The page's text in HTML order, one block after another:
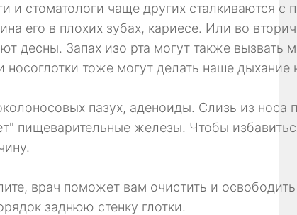
и стоматологи чаще других сталкиваются с
его в плохих зубах, кариесе. Или во
десны. Запах изо рта могут также вызвать
носоглотки тоже могут делать наше дыхание
пазух, аденоиды. Слизь из носа
пищеварительные железы. Чтобы
врач поможет вам очистить и
заднюю стенку глотки.